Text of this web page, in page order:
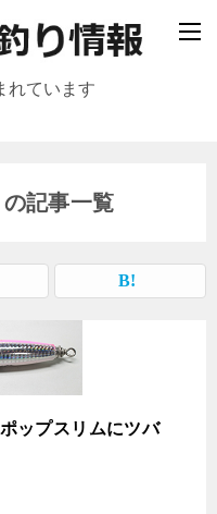
れています
の記事一覧
ップスリムにツバ